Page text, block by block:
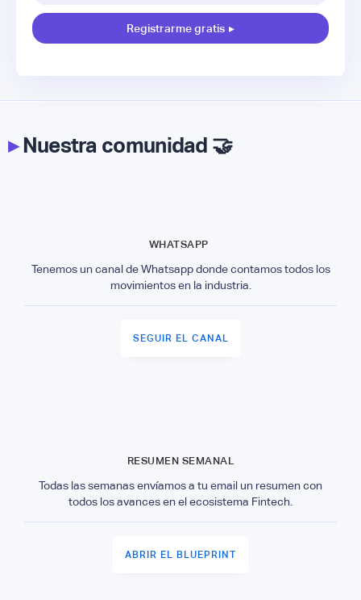
Registrarme gratis ▸
▸Nuestra comunidad 🤝
WHATSAPP
Tenemos un canal de Whatsapp donde contamos todos los
movimientos en la industria.
SEGUIR EL CANAL
RESUMEN SEMANAL
Todas las semanas envíamos a tu email un resumen con
todos los avances en el ecosistema Fintech.
ABRIR EL BLUEPRINT